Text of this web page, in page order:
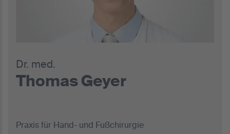
Dr. med.
Thomas Geyer
Praxis für Hand- und Fußchirurgie